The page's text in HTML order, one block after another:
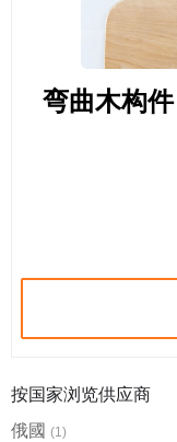
弯曲木构
按国家浏览供应商
俄國 (1)